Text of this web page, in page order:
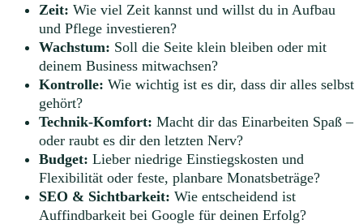
Zeit: Wie viel Zeit kannst und willst du in Aufbau
und Pflege investieren?
Wachstum: Soll die Seite klein bleiben oder mit
deinem Business mitwachsen?
Kontrolle: Wie wichtig ist es dir, dass dir alles selbst
gehört?
Technik-Komfort: Macht dir das Einarbeiten Spaß –
oder raubt es dir den letzten Nerv?
Budget: Lieber niedrige Einstiegskosten und
Flexibilität oder feste, planbare Monatsbeträge?
SEO & Sichtbarkeit: Wie entscheidend ist
Auffindbarkeit bei Google für deinen Erfolg?